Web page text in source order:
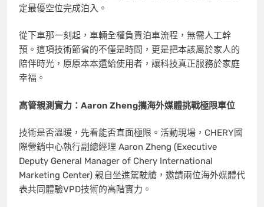
定最優空位完成泊入。
從下車那一刻起，車輛全權負責泊車流程，無需人工幹
預。這項技術節省的不僅是時間，更是把本該屬於家人的
陪伴時光，原原本本還給使用者，讓科技真正服務於家庭
幸福。
高管親測實力：Aaron Zheng攜海外媒體挑戰極限車位
技術是否溫暖，先看能否直面極限。活動現場，CHERY國
際營銷中心執行副總經理 Aaron Zheng (Executive
Deputy General Manager of Chery International
Marketing Center) 親自坐進駕駛艙，邀請兩位海外媒體代
表共同體驗VPD技術的高階實力。